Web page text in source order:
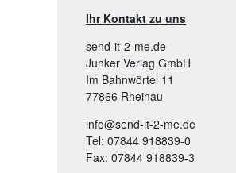
Ihr Kontakt zu uns
send-it-2-me.de
Junker Verlag GmbH
Im Bahnwörtel 11
77866 Rheinau
info@send-it-2-me.de
Tel: 07844 918839-0
Fax: 07844 918839-3